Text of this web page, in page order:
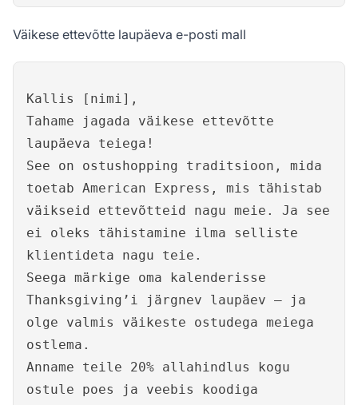
Väikese ettevõtte laupäeva e-posti mall
Kallis [nimi],
Tahame jagada väikese ettevõtte
laupäeva teiega!
See on ostushopping traditsioon, mida
toetab American Express, mis tähistab
väikseid ettevõtteid nagu meie. Ja see
ei oleks tähistamine ilma selliste
klientideta nagu teie.
Seega märkige oma kalenderisse
Thanksgiving’i järgnev laupäev – ja
olge valmis väikeste ostudega meiega
ostlema.
Anname teile 20% allahindlus kogu
ostule poes ja veebis koodiga